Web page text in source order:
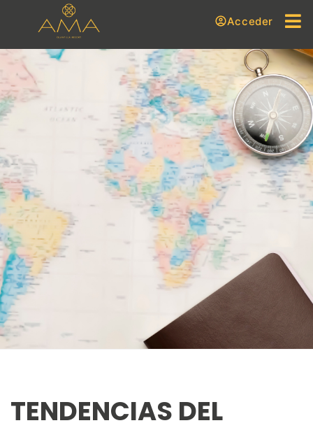
Acceder
TENDENCIAS DEL